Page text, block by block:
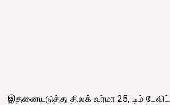
இதனையடுத்து திலக் வர்மா 25, டிம்